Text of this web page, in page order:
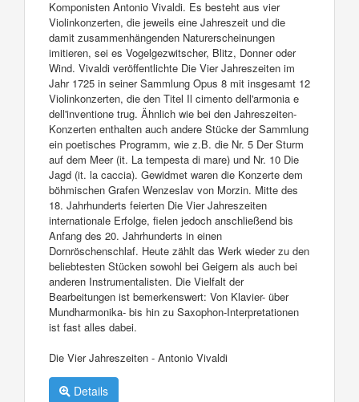
Komponisten Antonio Vivaldi. Es besteht aus vier
Violinkonzerten, die jeweils eine Jahreszeit und die
damit zusammenhängenden Naturerscheinungen
imitieren, sei es Vogelgezwitscher, Blitz, Donner oder
Wind. Vivaldi veröffentlichte Die Vier Jahreszeiten im
Jahr 1725 in seiner Sammlung Opus 8 mit insgesamt 12
Violinkonzerten, die den Titel Il cimento dell'armonia e
dell'inventione trug. Ähnlich wie bei den Jahreszeiten-
Konzerten enthalten auch andere Stücke der Sammlung
ein poetisches Programm, wie z.B. die Nr. 5 Der Sturm
auf dem Meer (it. La tempesta di mare) und Nr. 10 Die
Jagd (it. la caccia). Gewidmet waren die Konzerte dem
böhmischen Grafen Wenzeslav von Morzin. Mitte des
18. Jahrhunderts feierten Die Vier Jahreszeiten
internationale Erfolge, fielen jedoch anschließend bis
Anfang des 20. Jahrhunderts in einen
Dornröschenschlaf. Heute zählt das Werk wieder zu den
beliebtesten Stücken sowohl bei Geigern als auch bei
anderen Instrumentalisten. Die Vielfalt der
Bearbeitungen ist bemerkenswert: Von Klavier- über
Mundharmonika- bis hin zu Saxophon-Interpretationen
ist fast alles dabei.
Die Vier Jahreszeiten - Antonio Vivaldi
Details